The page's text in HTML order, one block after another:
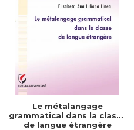
Le métalangage
grammatical dans la classe
de langue étrangère